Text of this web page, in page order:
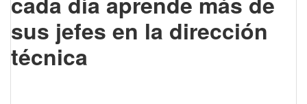
sus jefes en la dirección
técnica